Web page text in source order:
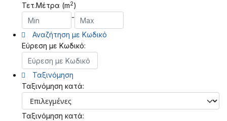
Τετ.Μέτρα (m2)
-
Αναζήτηση με Κωδικό
Εύρεση με Κωδικό:
Ταξινόμηση
Ταξινόμηση κατά:
Ταξινόμηση κατά: